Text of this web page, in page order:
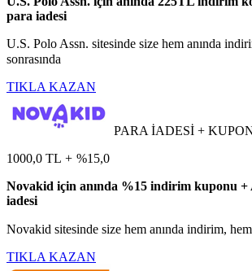
para iadesi
U.S. Polo Assn. sitesinde size hem anında
sonrasında
TIKLA KAZAN
PARA İADESİ +
1000,0 TL + %15,0
Novakid için anında %15 indirim kuponu
iadesi
Novakid sitesinde size hem anında indirim, hem
TIKLA KAZAN